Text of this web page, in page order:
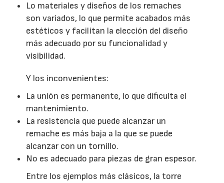
Lo materiales y diseños de los remaches
son variados, lo que permite acabados más
estéticos y facilitan la elección del diseño
más adecuado por su funcionalidad y
visibilidad.
Y los inconvenientes:
La unión es permanente, lo que dificulta el
mantenimiento.
La resistencia que puede alcanzar un
remache es más baja a la que se puede
alcanzar con un tornillo.
No es adecuado para piezas de gran espesor.
Entre los ejemplos más clásicos, la torre